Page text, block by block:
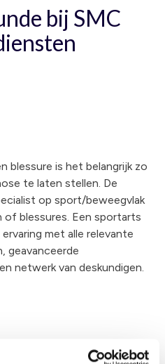
bij SMC
blessure is het belangrijk zo
te laten stellen. De
op sport/beweegvlak
of blessures. Een sportarts
met alle relevante
geavanceerde
netwerk van deskundigen.